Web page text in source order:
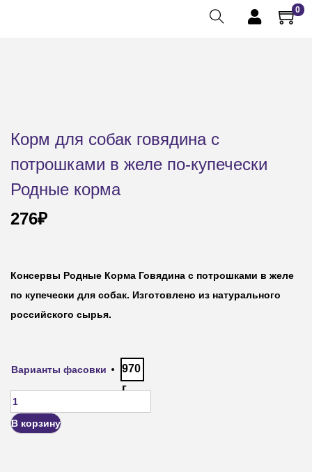
0
Корм для собак говядина с
потрошками в желе по-купечески
Родные корма
276₽
Консервы Родные Корма Говядина с потрошками в желе
по купечески для собак. Изготовлено из натурального
российского сырья.
Варианты фасовки
970
г
В корзину